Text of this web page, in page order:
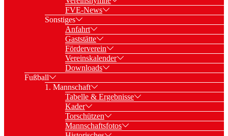
FVE-News
Sonstiges
Anfahrt
Gaststätte
Förderverein
Vereinskalender
Downloads
Fußball
1. Mannschaft
Tabelle & Ergebnisse
Kader
Torschützen
Mannschaftsfotos